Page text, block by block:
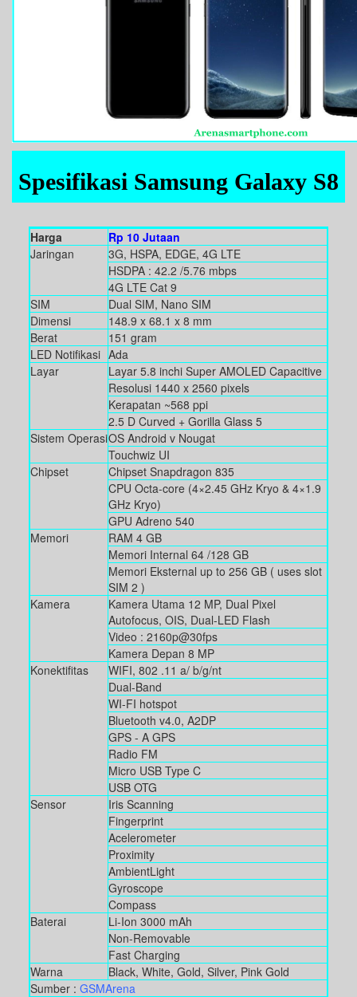
Spesifikasi Samsung Galaxy S8
Harga
Rp 10 Jutaan
Jaringan
3G, HSPA, EDGE, 4G LTE
HSDPA : 42.2 /5.76 mbps
4G LTE Cat 9
SIM
Dual SIM, Nano SIM
Dimensi
148.9 x 68.1 x 8 mm
Berat
151 gram
LED Notifikasi Ada
Layar
Layar 5.8 inchi Super AMOLED Capacitive
Resolusi 1440 x 2560 pixels
Kerapatan ~568 ppi
2.5 D Curved + Gorilla Glass 5
Sistem OperasiOS Android v Nougat
Touchwiz UI
Chipset
Chipset Snapdragon 835
CPU Octa-core (4×2.45 GHz Kryo & 4×1.9
GHz Kryo)
GPU Adreno 540
Memori
RAM 4 GB
Memori Internal 64 /128 GB
Memori Eksternal up to 256 GB ( uses slot
SIM 2 )
Kamera
Kamera Utama 12 MP, Dual Pixel
Autofocus, OIS, Dual-LED Flash
Video : 2160p@30fps
Kamera Depan 8 MP
Konektifitas
WIFI, 802 .11 a/ b/g/nt
Dual-Band
WI-FI hotspot
Bluetooth v4.0, A2DP
GPS - A GPS
Radio FM
Micro USB Type C
USB OTG
Sensor
Iris Scanning
Fingerprint
Acelerometer
Proximity
AmbientLight
Gyroscope
Compass
Baterai
Li-Ion 3000 mAh
Non-Removable
Fast Charging
Warna
Black, White, Gold, Silver, Pink Gold
Sumber : GSMArena